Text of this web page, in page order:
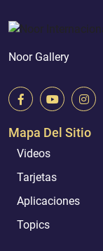
Noor Gallery
Mapa Del Sitio
Videos
Tarjetas
Aplicaciones
Topics